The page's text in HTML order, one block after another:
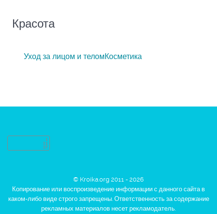
Красота
Уход за лицом и теломКосметика
© Kroika.org 2011 - 2026
Копирование или воспроизведение информации с данного сайта в
каком-либо виде строго запрещены. Ответственность за содержание
рекламных материалов несет рекламодатель.